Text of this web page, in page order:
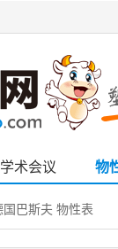
学术会议 物
国巴斯夫 物性表